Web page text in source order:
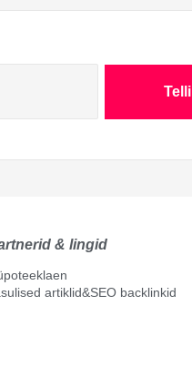
Telli
& lingid
artiklid&SEO backlinkid